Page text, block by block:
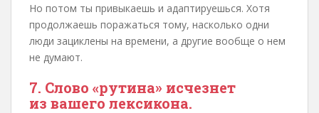
Но потом ты привыкаешь и адаптируешься. Хотя
продолжаешь поражаться тому, насколько одни
люди зациклены на времени, а другие вообще о нем
не думают.
7. Слово «рутина» исчезнет
из вашего лексикона.